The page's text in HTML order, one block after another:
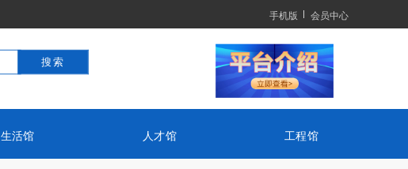
手机版 会员中心
生活馆 人才馆 工程馆